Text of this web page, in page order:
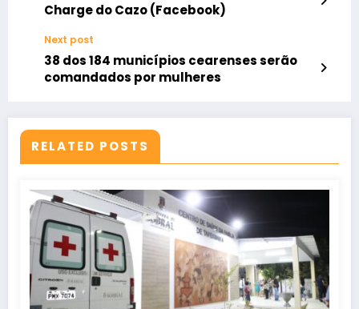
Charge do Cazo (Facebook)
Next post
38 dos 184 municípios cearenses serão
comandados por mulheres
RELATED POSTS